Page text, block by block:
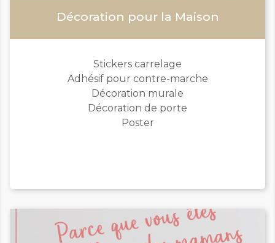
Décoration pour la Maison
Stickers carrelage
Adhésif pour contre-marche
Décoration murale
Décoration de porte
Poster